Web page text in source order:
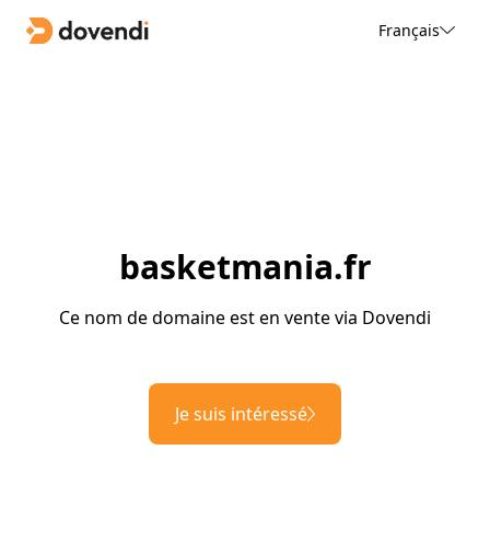
Français
basketmania.fr
Ce nom de domaine est en vente via Dovendi
Je suis intéressé